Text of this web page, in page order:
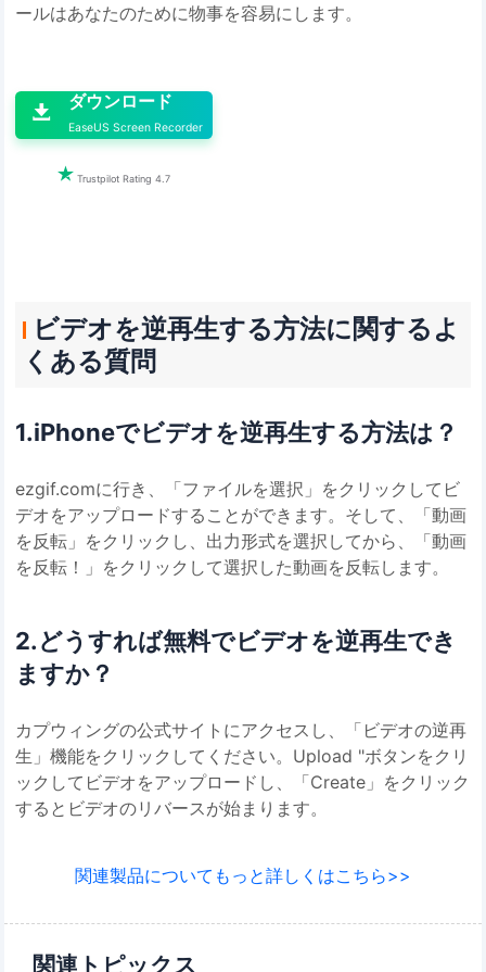
ールはあなたのために物事を容易にします。
 ダウンロード
EaseUS Screen Recorder
 Trustpilot Rating 4.7
ビデオを逆再生する方法に関するよ
くある質問
1.iPhoneでビデオを逆再生する方法は？
ezgif.comに行き、「ファイルを選択」をクリックしてビ
デオをアップロードすることができます。そして、「動画
を反転」をクリックし、出力形式を選択してから、「動画
を反転！」をクリックして選択した動画を反転します。
2.どうすれば無料でビデオを逆再生でき
ますか？
カプウィングの公式サイトにアクセスし、「ビデオの逆再
生」機能をクリックしてください。Upload "ボタンをクリ
ックしてビデオをアップロードし、「Create」をクリック
するとビデオのリバースが始まります。
関連製品についてもっと詳しくはこちら>>
関連トピックス